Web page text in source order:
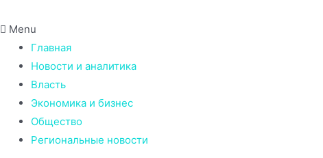
Menu
Главная
Новости и аналитика
Власть
Экономика и бизнес
Общество
Региональные новости